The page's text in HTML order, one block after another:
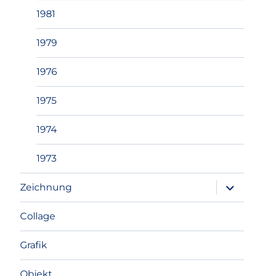
1981
1979
1976
1975
1974
1973
Zeichnung
anzeigen
Collage
Grafik